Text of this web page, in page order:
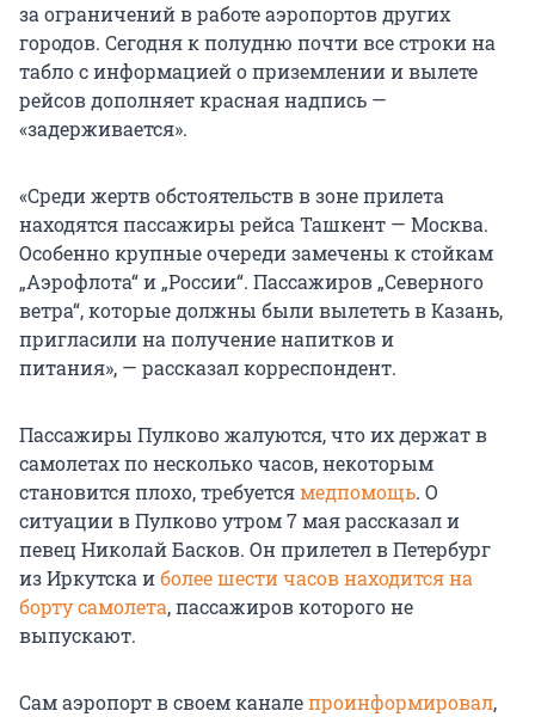
за ограничений в работе аэропортов других
городов. Сегодня к полудню почти все строки на
табло с информацией о приземлении и вылете
рейсов дополняет красная надпись —
«задерживается».
«Среди жертв обстоятельств в зоне прилета
находятся пассажиры рейса Ташкент — Москва.
Особенно крупные очереди замечены к стойкам
„Аэрофлота“ и „России“. Пассажиров „Северного
ветра“, которые должны были вылететь в Казань,
пригласили на получение напитков и
питания», — рассказал корреспондент.
Пассажиры Пулково жалуются, что их держат в
самолетах по несколько часов, некоторым
становится плохо, требуетсямедпомощь. О
ситуации в Пулково утром 7 мая рассказал и
певец Николай Басков. Он прилетел в Петербург
из Иркутска иболее шести часов находится на
борту самолета, пассажиров которого не
выпускают.
Сам аэропорт в своем каналепроинформировал,